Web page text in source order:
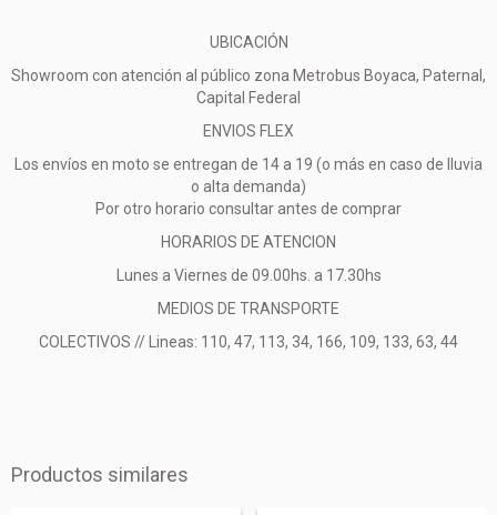
UBICACIÓN
Showroom con atención al público zona Metrobus Boyaca, Paternal,
Capital Federal
ENVIOS FLEX
Los envíos en moto se entregan de 14 a 19 (o más en caso de lluvia
o alta demanda)
Por otro horario consultar antes de comprar
HORARIOS DE ATENCION
Lunes a Viernes de 09.00hs. a 17.30hs
MEDIOS DE TRANSPORTE
COLECTIVOS // Lineas: 110, 47, 113, 34, 166, 109, 133, 63, 44
Productos similares